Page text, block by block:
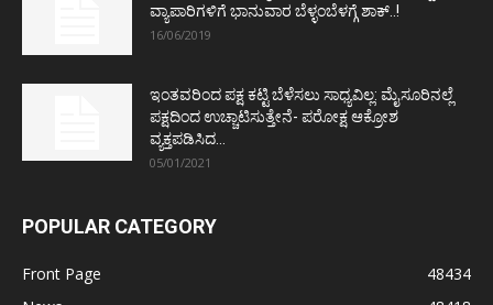
ವ್ಯಾಪಾರಿಗಳಿಗೆ ಭಾನುವಾರ ಬೆಳ್ಳಂಬೆಳಗ್ಗೆ ಶಾಕ್..!
16/06/2019
ಇಂತವರಿಂದ ಪಕ್ಷ ಕಟ್ಟಿ ಬೆಳೆಸಲು ಸಾಧ್ಯವಿಲ್ಲ: ಮೈಸೂರಿನಲ್ಲೆ
ಪಕ್ಷದಿಂದ ಉಚ್ಚಾಟಿಸುತ್ತೇನೆ- ಪರೋಕ್ಷ ಆಕ್ರೋಶ
ವ್ಯಕ್ತಪಡಿಸಿದ...
05/01/2021
POPULAR CATEGORY
Front Page
48434